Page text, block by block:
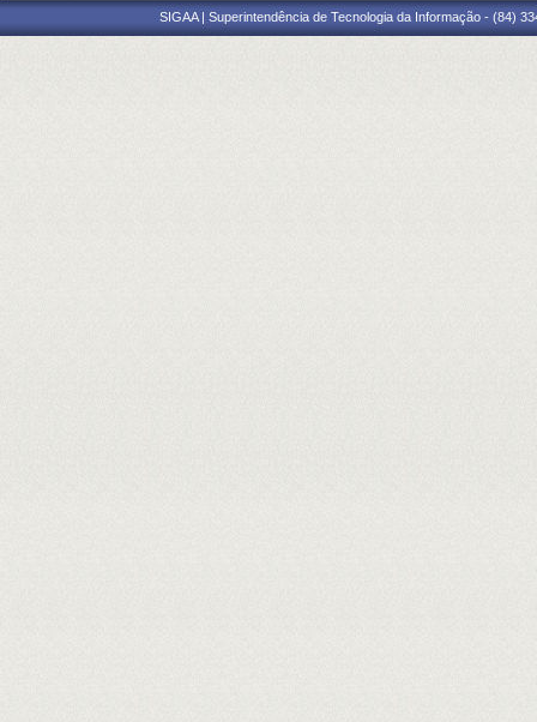
SIGAA | Superintendência de Tecnologia da Informação - (84)